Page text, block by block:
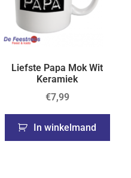
Liefste Papa Mok Wit
Keramiek
€7,99
In winkelmand